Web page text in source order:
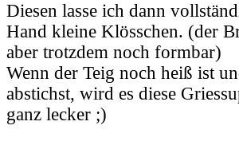
Diesen lasse ich dann
Hand kleine Klösschen. (der
aber trotzdem noch formbar)
Wenn der Teig noch heiß ist
abstichst, wird es diese
ganz lecker ;)